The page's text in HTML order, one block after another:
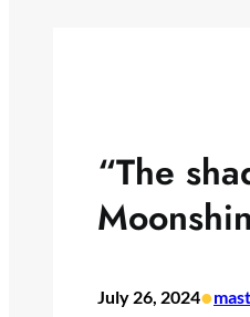
“The
July 26, 2024•